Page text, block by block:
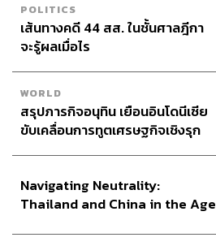
POLITICS
เส้นทางคดี 44 สส. ในชั้นศาลฎีกา
จะรู้ผลเมื่อไร
WORLD
สรุปภารกิจอนุทิน เยือนอินโดนีเซีย
ขับเคลื่อนการทูตเศรษฐกิจเชิงรุก
Navigating Neutrality:
Thailand and China in the Age